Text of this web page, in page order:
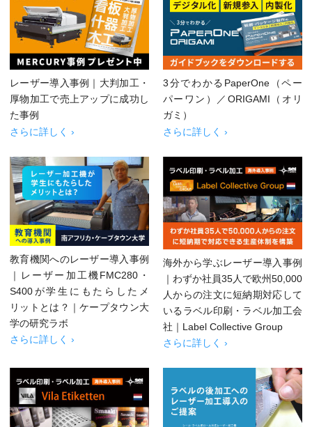
レーザー導入事例｜大判加工・
厚物加工で売上アップに成功し
た事例
さらに詳しく ›
3分でわかるPaperOne（ペー
パーワン）／ORIGAMI（オリ
ガミ）
さらに詳しく ›
教育機関へのレーザー導入事例
｜レーザー加工機FMC280・
S400が学生にもたらしたメ
リットとは？｜ケープタウン大
学の研究ラボ
さらに詳しく ›
海外から学ぶレーザー導入事例
｜わずか社員35人で欧州50,000
人からの注文に短納期対応して
いるラベル印刷・ラベル加工会
社｜Label Collective Group
さらに詳しく ›